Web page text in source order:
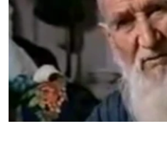
Озодлик бошқа тилларда